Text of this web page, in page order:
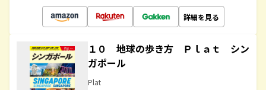
詳細を見る
１０ 地球の歩き方 Ｐｌａｔ シン
ガポール
Plat